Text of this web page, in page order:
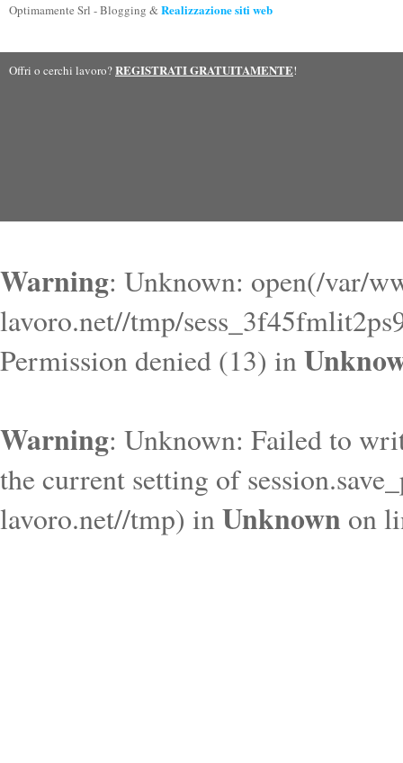
Optimamente Srl - Blogging &Realizzazione siti web
Offri o cerchi lavoro?REGISTRATI GRATUITAMENTE!
Warning: Unknown: open(/var/
lavoro.net//tmp/
Permission denied (13) in
Warning: Unknown: Failed to
the current setting of
lavoro.net//tmp) inUnknown on